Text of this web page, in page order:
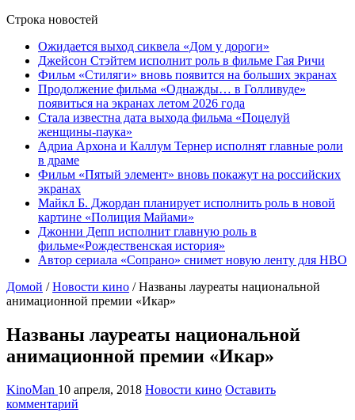
Строка новостей
Ожидается выход сиквела «Дом у дороги»
Джейсон Стэйтем исполнит роль в фильме Гая Ричи
Фильм «Стиляги» вновь появится на больших экранах
Продолжение фильма «Однажды… в Голливуде»
появиться на экранах летом 2026 года
Стала известна дата выхода фильма «Поцелуй
женщины-паука»
Адриа Архона и Каллум Тернер исполнят главные роли
в драме
Фильм «Пятый элемент» вновь покажут на российских
экранах
Майкл Б. Джордан планирует исполнить роль в новой
картине «Полиция Майами»
Джонни Депп исполнит главную роль в
фильме«Рождественская история»
Автор сериала «Сопрано» снимет новую ленту для HBO
Домой / Новости кино / Названы лауреаты национальной
анимационной премии «Икар»
Названы лауреаты национальной
анимационной премии «Икар»
KinoMan 10 апреля, 2018 Новости кино Оставить
комментарий